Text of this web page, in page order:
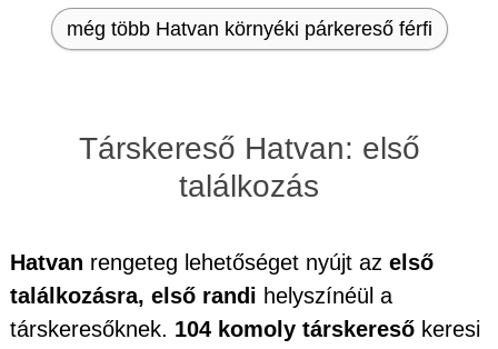
még több Hatvan környéki párkereső férfi
Társkereső Hatvan: első
találkozás
Hatvan rengeteg lehetőséget nyújt az első
találkozásra, első randi helyszínéül a
társkeresőknek. 104 komoly társkereső keresi